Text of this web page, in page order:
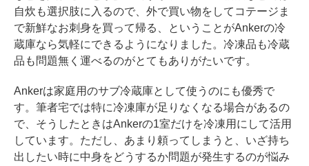
自炊も選択肢に入るので、外で買い物をしてコテージま
で新鮮なお刺身を買って帰る、ということがAnkerの冷
蔵庫なら気軽にできるようになりました。冷凍品も冷蔵
品も問題無く運べるのがとてもありがたいです。
Ankerは家庭用のサブ冷蔵庫として使うのにも優秀で
す。筆者宅では特に冷凍庫が足りなくなる場合があるの
で、そうしたときはAnkerの1室だけを冷凍用にして活用
しています。ただし、あまり頼ってしまうと、いざ持ち
出したい時に中身をどうするか問題が発生するのが悩み